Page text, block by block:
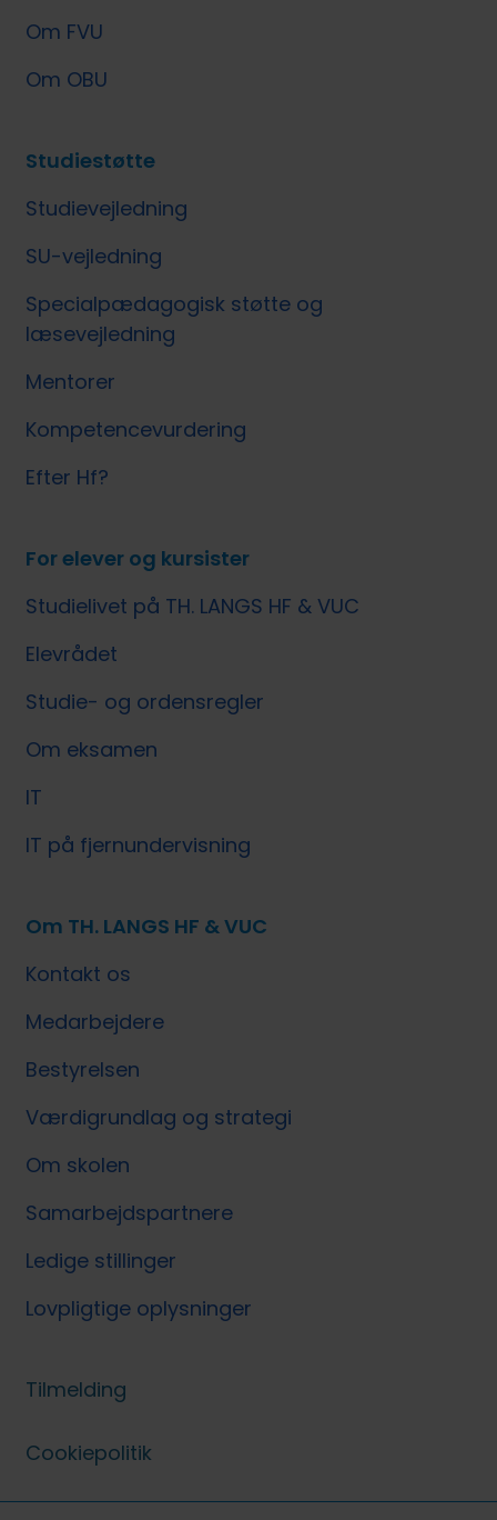
Om FVU
Om OBU
Studiestøtte
Studievejledning
SU-vejledning
Specialpædagogisk støtte og
læsevejledning
Mentorer
Kompetencevurdering
Efter Hf?
For elever og kursister
Studielivet på TH. LANGS HF & VUC
Elevrådet
Studie- og ordensregler
Om eksamen
IT
IT på fjernundervisning
Om TH. LANGS HF & VUC
Kontakt os
Medarbejdere
Bestyrelsen
Værdigrundlag og strategi
Om skolen
Samarbejdspartnere
Ledige stillinger
Lovpligtige oplysninger
Tilmelding
Cookiepolitik